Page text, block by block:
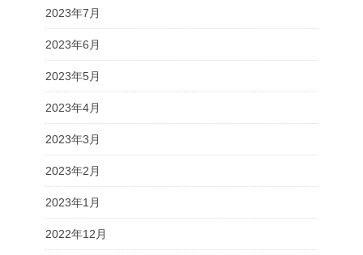
2023年7月
2023年6月
2023年5月
2023年4月
2023年3月
2023年2月
2023年1月
2022年12月